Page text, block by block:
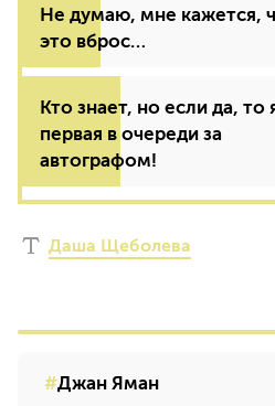
Не думаю, мне кажется,
это вброс…
Кто знает, но если да, то
первая в очереди за
автографом!
Даша Щеболева
Джан Яман